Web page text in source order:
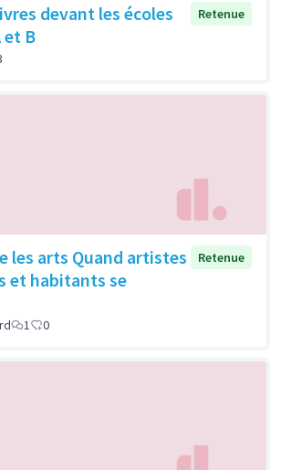
devant les écoles
et B
Retenue
les arts Quand artistes
et habitants se
Retenue
1 0